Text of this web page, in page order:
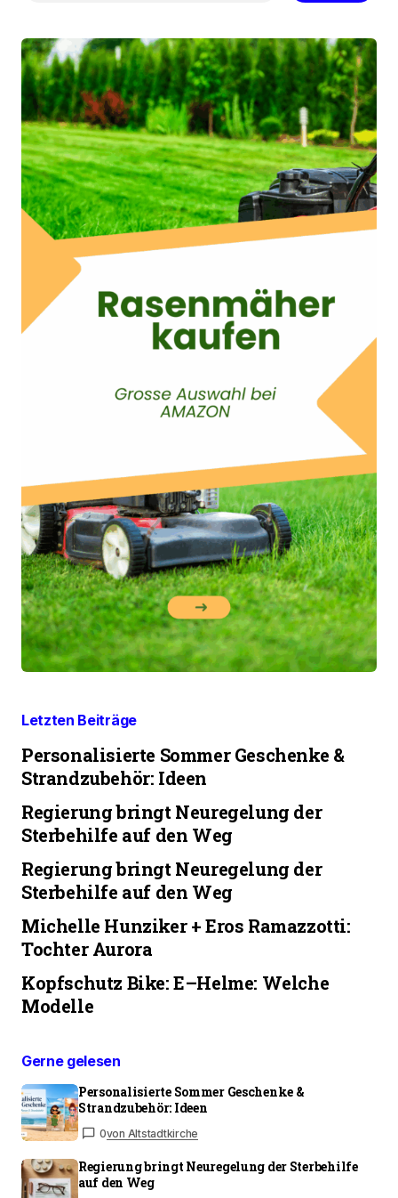
Letzten Beiträge
Personalisierte Sommer Geschenke &
Strandzubehör: Ideen
Regierung bringt Neuregelung der
Sterbehilfe auf den Weg
Regierung bringt Neuregelung der
Sterbehilfe auf den Weg
Michelle Hunziker + Eros Ramazzotti:
Tochter Aurora
Kopfschutz Bike: E–Helme: Welche
Modelle
Gerne gelesen
Personalisierte Sommer Geschenke &
Strandzubehör: Ideen
0von Altstadtkirche
Regierung bringt Neuregelung der Sterbehilfe
auf den Weg